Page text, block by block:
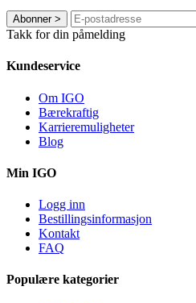
Abonner>
Takk for din påmelding
Kundeservice
Om IGO
Bærekraftig
Karrieremuligheter
Blog
Min IGO
Logg inn
Bestillingsinformasjon
Kontakt
FAQ
Populære kategorier